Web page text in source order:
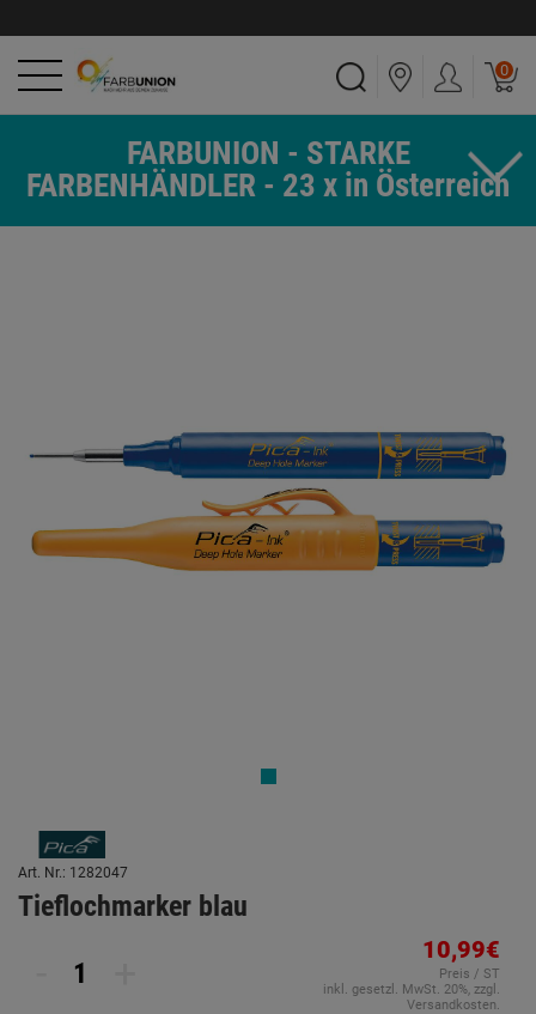
0
FARBUNION - STARKE
FARBENHÄNDLER - 23 x in Österreich
Art. Nr.: 1282047
Tieflochmarker blau
10,99€
Preis / ST
inkl. gesetzl. MwSt. 20%, zzgl.
Versandkosten.